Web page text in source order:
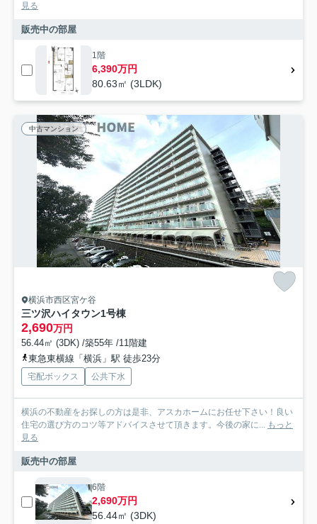
見る
販売中の部屋
1階
6,390万円
80.63㎡ (3LDK)
中古マンション
横浜市西区宮ケ谷
三ツ沢ハイタウン1号棟
2,690万円
56.44㎡ (3DK) /築55年 /11階建
東急東横線「横浜」駅 徒歩23分
宅配ボックス 公共下水
横浜の不動産をお探しの方は是非、アスカホームにお任せ下さい！良い
住宅の選び方のコツ等アドバイスさせて頂きます。今後の家に... もっと
見る
販売中の部屋
6階
2,690万円
56.44㎡ (3DK)